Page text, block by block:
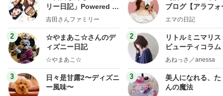
リー日記」Powered b
y Ameba 吉田さんファ
ログ
吉田さんファミリー
2
☆やまあこ☆さんのデ
ィズニー日記
☆やまあこ☆
3
日々是甘露2〜ディズニ
ー風味〜
ブログ【アラフォ
社売却セカンドラ
エマの日記
2
リトルミニマリス
ビューティコラ
little
あねっさ／anessa
3
美人になれる、た
んの魔法